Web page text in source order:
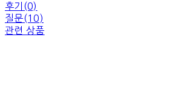
후기(0)
질문(10)
관련 상품